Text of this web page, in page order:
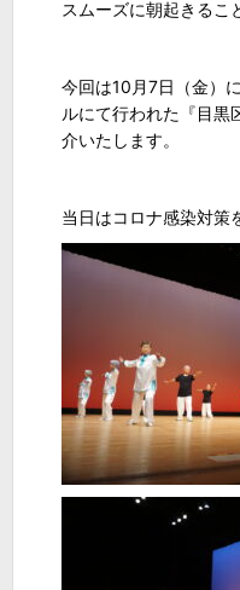
スムーズに朝起きるこ
今回は10月7日（金）
ルにて行われた『目黒
介いたします。
当日はコロナ感染対策